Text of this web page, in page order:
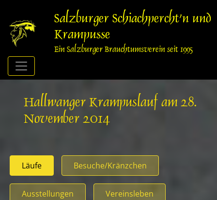
Inhalt
Salzburger Schiachpercht'n und
Krampusse
Ein Salzburger Brauchtumsverein seit 1995
Hallwanger Krampuslauf am 28.
November 2014
Läufe Besuche/Kränzchen
Ausstellungen Vereinsleben